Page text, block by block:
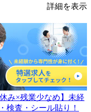
詳細を表示